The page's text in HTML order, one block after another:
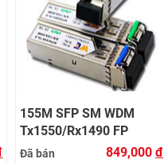
155M SFP SM WDM
Tx1550/Rx1490 FP
120KM LC with DDM
Đã bán
849,000đ